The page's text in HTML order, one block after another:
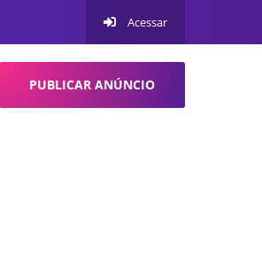
Acessar
PUBLICAR ANÚNCIO